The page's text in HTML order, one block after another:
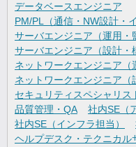
データベースエンジニア
PM/PL（通信・NW設計・
サーバエンジニア（運用・
サーバエンジニア（設計・
ネットワークエンジニア（
ネットワークエンジニア（
セキュリティスペシャリス
品質管理・QA
社内SE（
社内SE（インフラ担当）
ヘルプデスク・テクニカル